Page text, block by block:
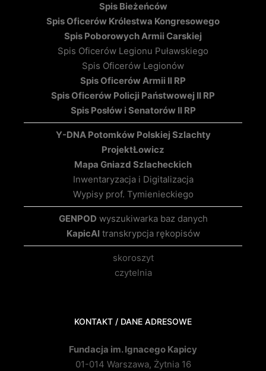
Spis Bieżeńców
Spis Oficerów Królestwa Kongresowego
Spis Poborowych Armii Carskiej
Spis Oficerów Legionu Puławskiego
Spis Oficerów Legionów
Spis Oficerów Armii II RP
Spis Oficerów Policji Państwowej II RP
Spis Posłów i Senatorów II RP
Y-DNA Potomków Polskiej Szlachty
ProjektŁowicz
Mapa Gniazd Szlacheckich
Inwentaryzacja i Digitalizacja
Wypisy prof. Tymienieckiego
GENPOD wyszukiwarka baz danych
KapicAItranskrypcja rękopisów
skoroszyt
czytelnia
KONTAKT / DANE ADRESOWE
Fundacja im. Ignacego Kapicy
01-014 Warszawa, Żytnia 16